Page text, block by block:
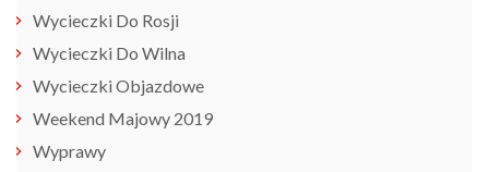
Wycieczki Do Rosji
Wycieczki Do Wilna
Wycieczki Objazdowe
Weekend Majowy 2019
Wyprawy